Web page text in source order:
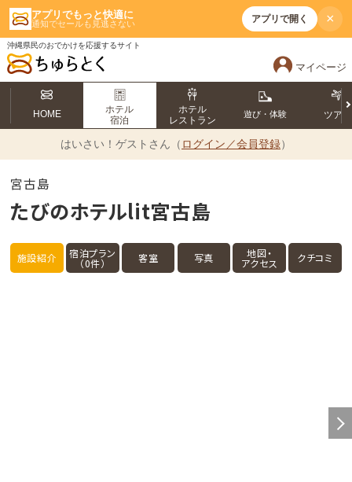
アプリでもっと快適に
通知でセールも見逃さない アプリで開く ×
沖縄県民のおでかけを応援するサイト
マイページ
HOME
ホテル
宿泊
ホテル
レストラン
遊び・体験 ツアー
はいさい！ ゲストさん（ ログイン／会員登録）
宮古島
たびのホテルlit宮古島
施設紹介 宿泊プラン
（0件） 客室 写真 地図・
アクセス クチコミ